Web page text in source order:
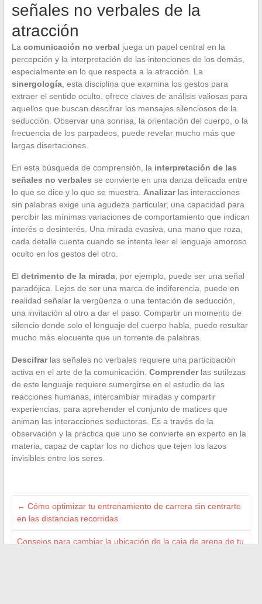
señales no verbales de la
atracción
La comunicación no verbal juega un papel central en la
percepción y la interpretación de las intenciones de los demás,
especialmente en lo que respecta a la atracción. La
sinergología, esta disciplina que examina los gestos para
extraer el sentido oculto, ofrece claves de análisis valiosas para
aquellos que buscan descifrar los mensajes silenciosos de la
seducción. Observar una sonrisa, la orientación del cuerpo, o la
frecuencia de los parpadeos, puede revelar mucho más que
largas disertaciones.
En esta búsqueda de comprensión, la interpretación de las
señales no verbales se convierte en una danza delicada entre
lo que se dice y lo que se muestra. Analizarlas interacciones
sin palabras exige una agudeza particular, una capacidad para
percibir las mínimas variaciones de comportamiento que indican
interés o desinterés. Una mirada evasiva, una mano que roza,
cada detalle cuenta cuando se intenta leer el lenguaje amoroso
oculto en los gestos del otro.
El detrimento de la mirada, por ejemplo, puede ser una señal
paradójica. Lejos de ser una marca de indiferencia, puede en
realidad señalar la vergüenza o una tentación de seducción,
una invitación al otro a dar el paso. Compartir un momento de
silencio donde solo el lenguaje del cuerpo habla, puede resultar
mucho más elocuente que un torrente de palabras.
Descifrarlas señales no verbales requiere una participación
activa en el arte de la comunicación. Comprenderlas sutilezas
de este lenguaje requiere sumergirse en el estudio de las
reacciones humanas, intercambiar miradas y compartir
experiencias, para aprehender el conjunto de matices que
animan las interacciones seductoras. Es a través de la
observación y la práctica que uno se convierte en experto en la
materia, capaz de captar los no dichos que tejen los lazos
invisibles entre los seres.
← Cómo optimizar tu entrenamiento de carrera sin centrarte
en las distancias recorridas
Consejos para cambiar la ubicación de la caja de arena de tu